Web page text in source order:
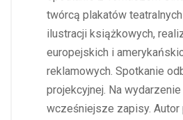
twórcą plakatów
ilustracji książkowych,
europejskich i
reklamowych. Spotkanie
projekcyjnej. Na
wcześniejsze zapisy. Autor